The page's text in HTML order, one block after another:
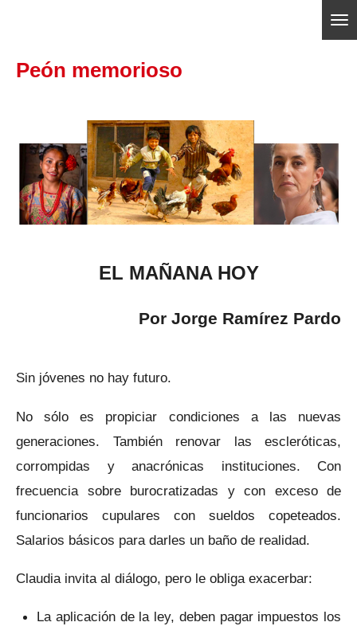
contenido
Peón memorioso
EL MAÑANA HOY
Por Jorge Ramírez Pardo
Sin jóvenes no hay futuro.
No sólo es propiciar condiciones a las nuevas
generaciones. También renovar las escleróticas,
corrompidas y anacrónicas instituciones. Con
frecuencia sobre burocratizadas y con exceso de
funcionarios cupulares con sueldos copeteados.
Salarios básicos para darles un baño de realidad.
Claudia invita al diálogo, pero le obliga exacerbar:
La aplicación de la ley, deben pagar impuestos los